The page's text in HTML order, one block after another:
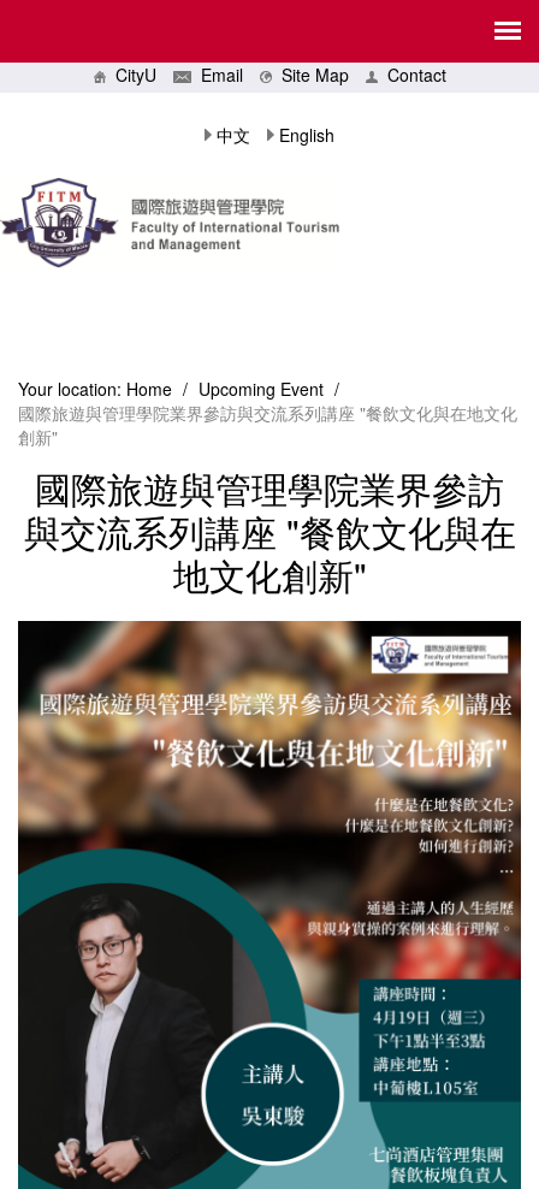
CityU Email Site Map Contact
中文 English
Your location: Home / Upcoming Event /
國際旅遊與管理學院業界參訪與交流系列講座 "餐飲文化與在地文化
創新"
國際旅遊與管理學院業界參訪
與交流系列講座 "餐飲文化與在
地文化創新"